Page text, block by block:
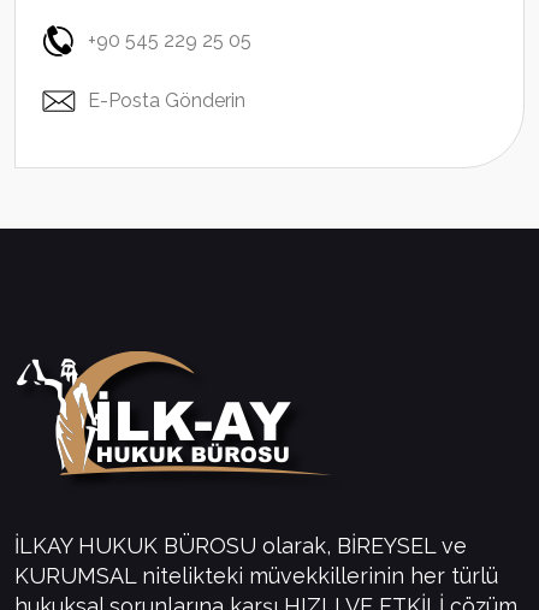
+90 545 229 25 05
E-Posta Gönderin
İLKAY HUKUK BÜROSU olarak, BİREYSEL ve
KURUMSAL nitelikteki müvekkillerinin her türlü